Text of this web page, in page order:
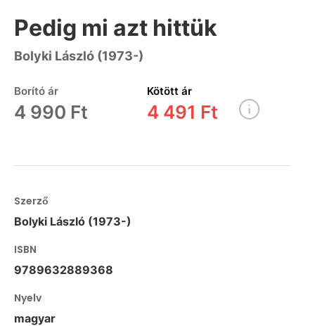
Pedig mi azt hittük
Bolyki László (1973-)
Borító ár
4 990 Ft
Kötött ár
4 491 Ft
Szerző
Bolyki László (1973-)
ISBN
9789632889368
Nyelv
magyar